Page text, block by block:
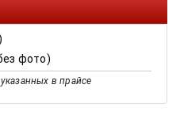
фото)
в прайсе